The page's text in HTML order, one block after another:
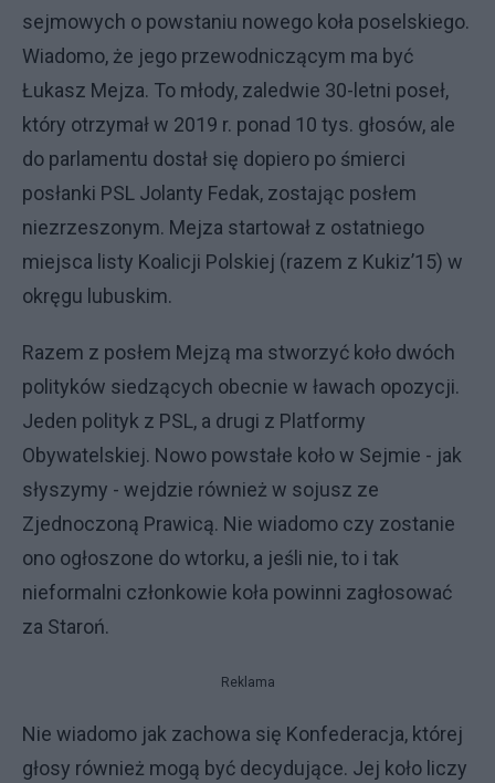
sejmowych o powstaniu nowego koła poselskiego.
Wiadomo, że jego przewodniczącym ma być
Łukasz Mejza. To młody, zaledwie 30-letni poseł,
który otrzymał w 2019 r. ponad 10 tys. głosów, ale
do parlamentu dostał się dopiero po śmierci
posłanki PSL Jolanty Fedak, zostając posłem
niezrzeszonym. Mejza startował z ostatniego
miejsca listy Koalicji Polskiej (razem z Kukiz’15) w
okręgu lubuskim.
Razem z posłem Mejzą ma stworzyć koło dwóch
polityków siedzących obecnie w ławach opozycji.
Jeden polityk z PSL, a drugi z Platformy
Obywatelskiej. Nowo powstałe koło w Sejmie - jak
słyszymy - wejdzie również w sojusz ze
Zjednoczoną Prawicą. Nie wiadomo czy zostanie
ono ogłoszone do wtorku, a jeśli nie, to i tak
nieformalni członkowie koła powinni zagłosować
za Staroń.
Reklama
Nie wiadomo jak zachowa się Konfederacja, której
głosy również mogą być decydujące. Jej koło liczy